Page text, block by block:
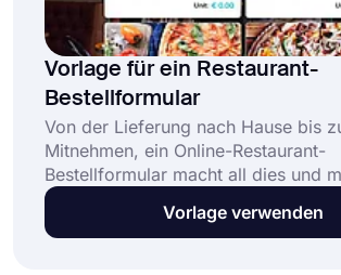
Vorlage für ein Restaurant-
Bestellformular
Von der Lieferung nach Hause bis
Mitnehmen, ein Online-Restaurant-
Bestellformular macht all dies und
möglich. Wenn Sie nach einer
suchen, Bestellungen online zu
Vorlage verwenden